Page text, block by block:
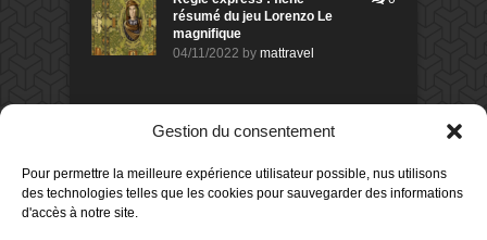
Gestion du consentement
Pour permettre la meilleure expérience utilisateur possible, nus utilisons
des technologies telles que les cookies pour sauvegarder des informations
d'accès à notre site.
résumé du jeu Lorenzo Le
magnifique
04/11/2022 by mattravel
DERNIERS AVIS DES MEMBRES
Avis de
Sur le jeu Collect!
il y a 2 jours